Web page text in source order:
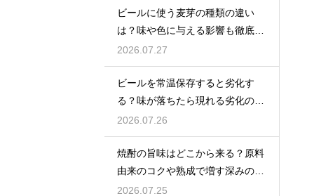
ビールに使う麦芽の種類の違い
は？味や色に与える影響も徹底解
説
2026.07.27
ビールを常温保存すると劣化す
る？味が落ちたら現れる劣化のサ
インを解説
2026.07.26
焼酎の旨味はどこから来る？原料
由来のコクや熟成で増す深みの秘
密を解説
2026.07.25